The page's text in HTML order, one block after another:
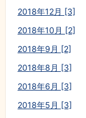
2018年12月 [3]
2018年10月 [2]
2018年9月 [2]
2018年8月 [3]
2018年6月 [3]
2018年5月 [3]